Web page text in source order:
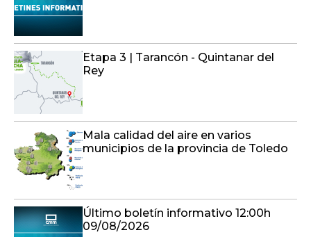
Etapa 3 | Tarancón - Quintanar del
Rey
Mala calidad del aire en varios
municipios de la provincia de Toledo
Último boletín informativo 12:00h
09/08/2026